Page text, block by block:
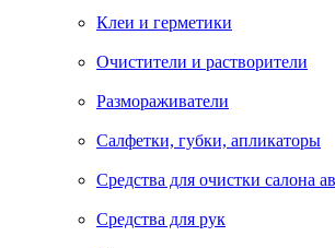
Клеи и герметики
Очистители и растворители
Размораживатели
Салфетки, губки, апликаторы
Средства для очистки салона
Средства для рук